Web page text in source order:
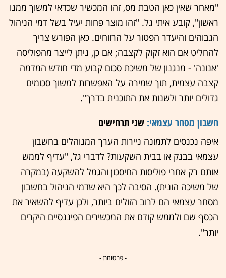
"מאחר שאין כאן הטבת מס, זהו המכשיר שכדאי למשוך ממנו
ראשון", קובע איתי גל. "זהו מוצר פחות יעיל בשל דמי הניהול
הגבוהים והיעדר הפטור על הרווחים. כאן הפורש צריך
להחליט אם הוא זקוק לקצבה; אם כן, ניתן לייצר מהפוליסה
'אנונה' - מנגנון של משיכת סכום קבוע מדי חודש המדמה
קצבה עצמית, תוך שמירה על האפשרות למשוך סכומים
גדולים יותר ולשנות את התוכנית בדרך".
חשבון מסחר עצמאי: שני תרחישים
איפה נכנסים לתמונה ניירות הערך המנוהלים בחשבון
עצמאי בבנק או בבית השקעות? לדברי גל, "עדיף לממש
אותם רק אחרי פוליסות החיסכון והגמל להשקעה (במקרה
של משיכה הונית). הסיבה לכך היא שדמי הניהול בחשבון
מסחר עצמאי הם לרוב הזולים ביותר, ולכן עדיף להשאיר את
הכסף שם ולממש קודם את המכשירים הפיננסיים היקרים
יותר".
- פרסומת -